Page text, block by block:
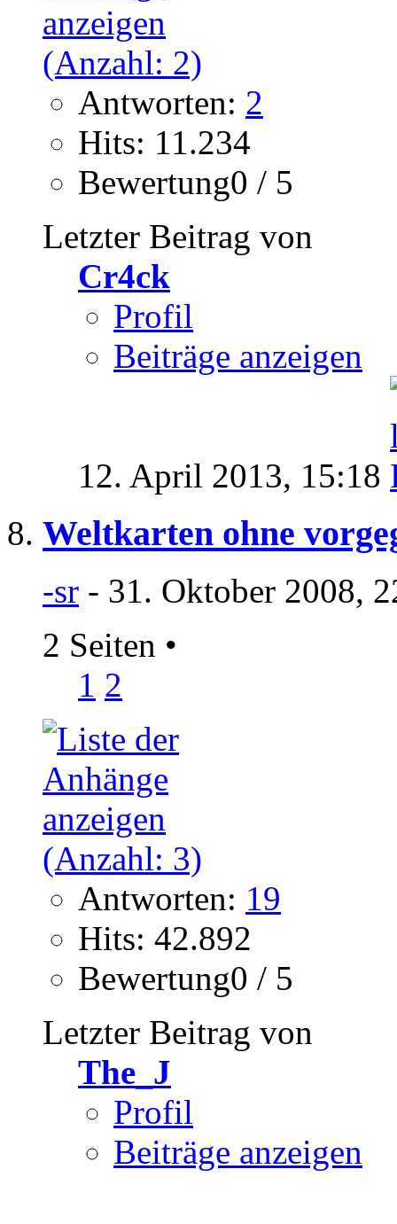
Antworten: 2
Hits: 11.234
Bewertung0 / 5
Letzter Beitrag von
Cr4ck
Profil
Beiträge anzeigen
12. April 2013, 15:18
Weltkarten ohne
-sr - 31. Oktober 2008,
2 Seiten •
1 2
Antworten: 19
Hits: 42.892
Bewertung0 / 5
Letzter Beitrag von
The_J
Profil
Beiträge anzeigen